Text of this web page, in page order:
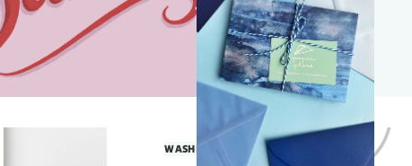
Washi Tape
WASHI TAPE